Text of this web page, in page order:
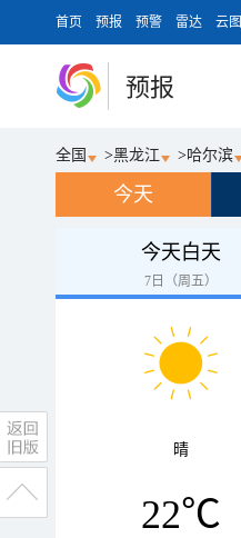
首页 预报 预警 雷达 云图
预报
全国 >黑龙江 >哈尔滨
今天
今天白天
7日（周五）
晴
22℃